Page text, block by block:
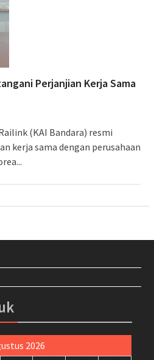
Perjanjian Kerja Sama
(KAI Bandara) resmi
kerja sama dengan perusahaan
2026